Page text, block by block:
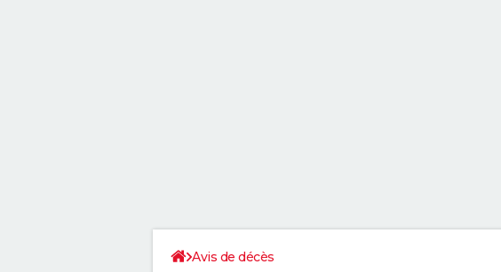
Avis de décès